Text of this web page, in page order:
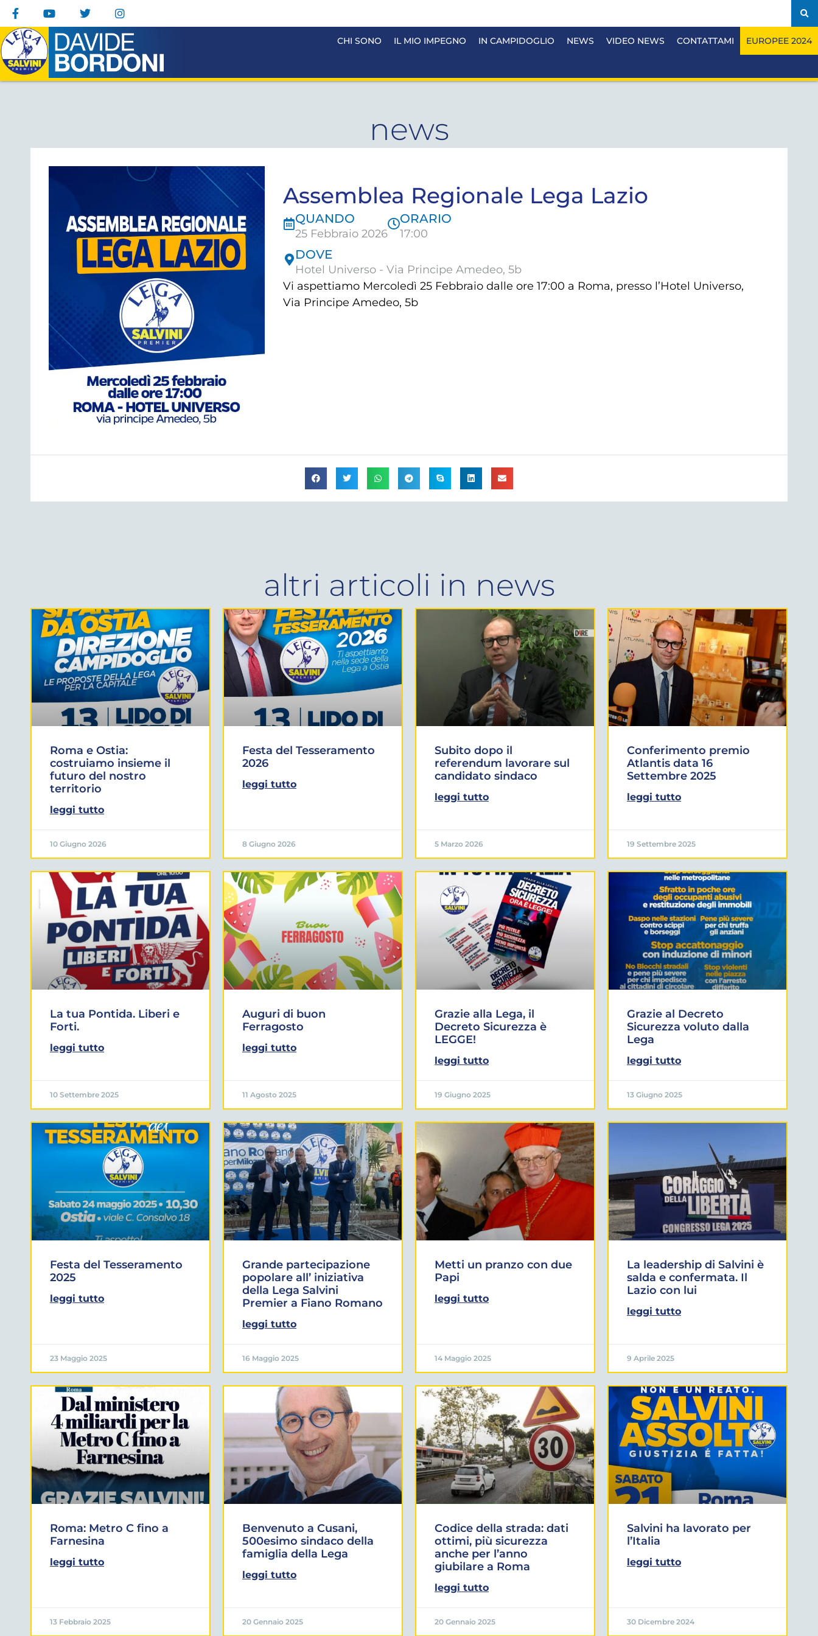
CHI SONO IL MIO IMPEGNO IN CAMPIDOGLIO NEWS VIDEO NEWS CONTATTAMI EUROPEE 2024
news
Assemblea Regionale Lega Lazio
QUANDO
25 Febbraio 2026
ORARIO
17:00
DOVE
Hotel Universo - Via Principe Amedeo, 5b
Vi aspettiamo Mercoledì 25 Febbraio dalle ore 17:00 a Roma, presso l’Hotel Universo,
Via Principe Amedeo, 5b
altri articoli in news
Roma e Ostia:
costruiamo insieme il
futuro del nostro
territorio
leggi tutto
10 Giugno 2026
Festa del Tesseramento
2026
leggi tutto
8 Giugno 2026
Subito dopo il
referendum lavorare sul
candidato sindaco
leggi tutto
5 Marzo 2026
Conferimento premio
Atlantis data 16
Settembre 2025
leggi tutto
19 Settembre 2025
La tua Pontida. Liberi e
Forti.
leggi tutto
10 Settembre 2025
Auguri di buon
Ferragosto
leggi tutto
11 Agosto 2025
Grazie alla Lega, il
Decreto Sicurezza è
LEGGE!
leggi tutto
19 Giugno 2025
Grazie al Decreto
Sicurezza voluto dalla
Lega
leggi tutto
13 Giugno 2025
Festa del Tesseramento
2025
leggi tutto
23 Maggio 2025
Grande partecipazione
popolare all’ iniziativa
della Lega Salvini
Premier a Fiano Romano
leggi tutto
16 Maggio 2025
Metti un pranzo con due
Papi
leggi tutto
14 Maggio 2025
La leadership di Salvini è
salda e confermata. Il
Lazio con lui
leggi tutto
9 Aprile 2025
Roma: Metro C fino a
Farnesina
leggi tutto
13 Febbraio 2025
Benvenuto a Cusani,
500esimo sindaco della
famiglia della Lega
leggi tutto
20 Gennaio 2025
Codice della strada: dati
ottimi, più sicurezza
anche per l’anno
giubilare a Roma
leggi tutto
20 Gennaio 2025
Salvini ha lavorato per
l’Italia
leggi tutto
30 Dicembre 2024